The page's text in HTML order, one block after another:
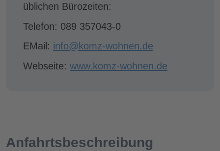
üblichen Bürozeiten:
Telefon: 089 357043-0
EMail: info@komz-wohnen.de
Webseite: www.komz-wohnen.de
Anfahrtsbeschreibung